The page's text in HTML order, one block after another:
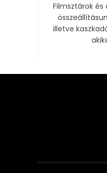
Filmsztárok és
illetve